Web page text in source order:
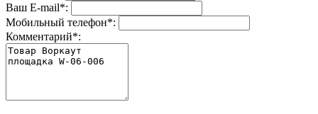
Ваш E-mail*:
Мобильный телефон*:
Комментарий*: